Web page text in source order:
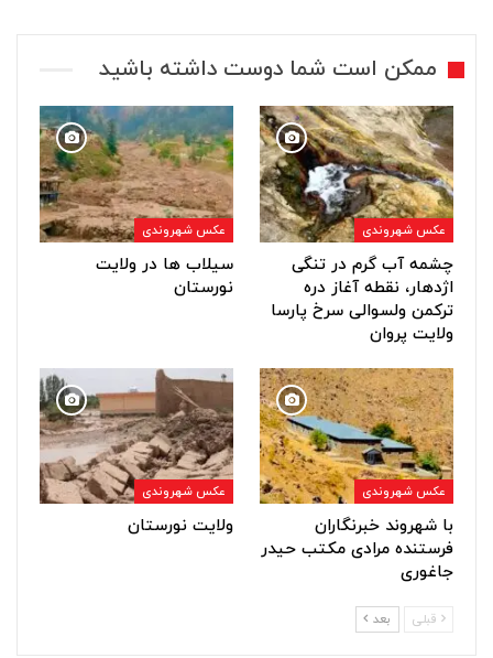
ممکن است شما دوست داشته باشید
عکس شهروندی
چشمه آب گرم در تنگی
اژدهار، نقطه آغاز دره
ترکمن ولسوالی سرخ پارسا
ولایت پروان
عکس شهروندی
سیلاب ها در ولایت
نورستان
عکس شهروندی
با شهروند خبرنگاران
فرستنده مرادی مکتب حیدر
جاغوری
عکس شهروندی
ولایت نورستان
قبلی بعد